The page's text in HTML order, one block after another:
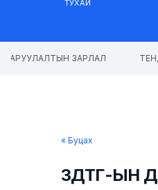
ТУХАЙ
ЗАРЛАЛ
« Буцах
ЗДТГ-ЫН